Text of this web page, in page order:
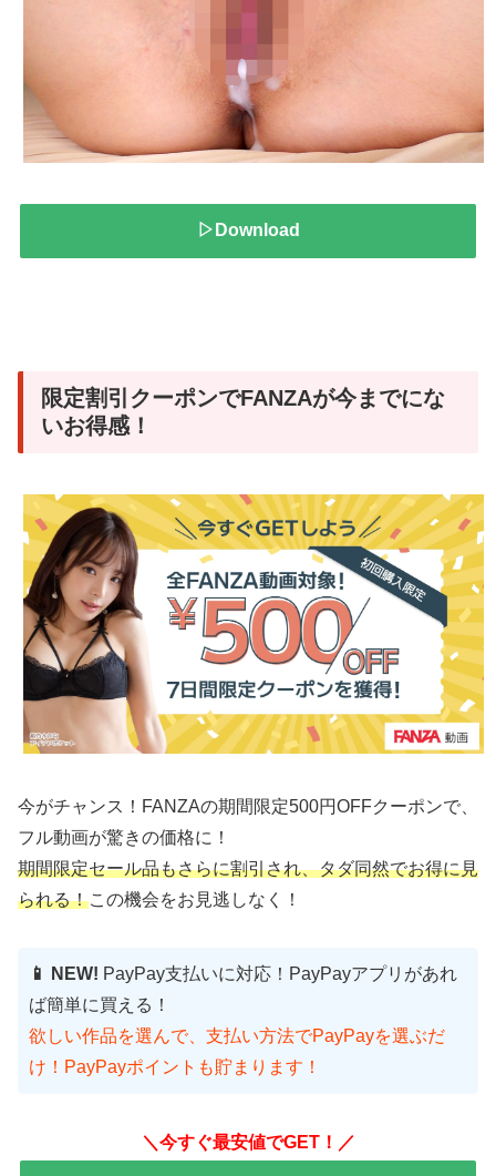
▷Download
限定割引クーポンでFANZAが今までにな
いお得感！
今がチャンス！FANZAの期間限定500円OFFクーポンで、
フル動画が驚きの価格に！
期間限定セール品もさらに割引され、タダ同然でお得に見
られる！この機会をお見逃しなく！
📱 NEW! PayPay支払いに対応！PayPayアプリがあれ
ば簡単に買える！
欲しい作品を選んで、支払い方法でPayPayを選ぶだ
け！PayPayポイントも貯まります！
＼今すぐ最安値でGET！／